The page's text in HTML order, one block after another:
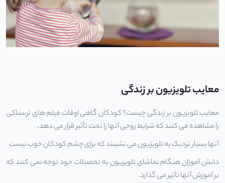
معایب تلویزیون بر زندگی
معایب تلویزیون بر زندگی چیست؟ کودکان گاهی اوقات فیلم های ترسناکی
را مشاهده می کنند که شرایط روحی آنها را تحت تأثیر قرار می دهد،
آنها بسیار نزدیک به تلویزیون می نشینند که برای چشم کودکان خوب نیست
دانش آموزان هنگام تماشای تلویزیون به تحصیلات خود توجه نمی کنند که
بر آموزش آنها تأثیر می گذارد.